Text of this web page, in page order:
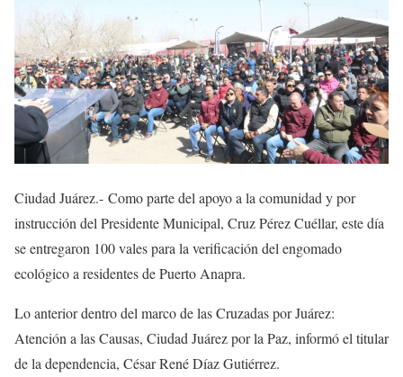
Ciudad Juárez.- Como parte del apoyo a la comunidad y por
instrucción del Presidente Municipal, Cruz Pérez Cuéllar, este día
se entregaron 100 vales para la verificación del engomado
ecológico a residentes de Puerto Anapra.
Lo anterior dentro del marco de las Cruzadas por Juárez:
Atención a las Causas, Ciudad Juárez por la Paz, informó el titular
de la dependencia, César René Díaz Gutiérrez.